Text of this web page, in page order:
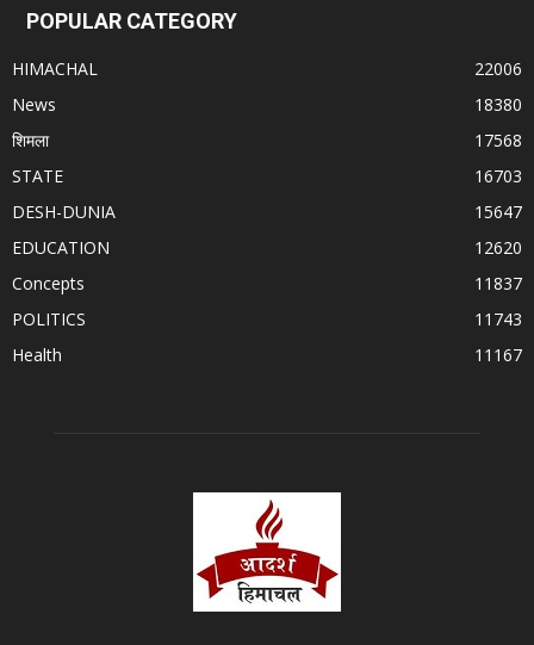
POPULAR CATEGORY
HIMACHAL
22006
News
18380
शिमला
17568
STATE
16703
DESH-DUNIA
15647
EDUCATION
12620
Concepts
11837
POLITICS
11743
Health
11167